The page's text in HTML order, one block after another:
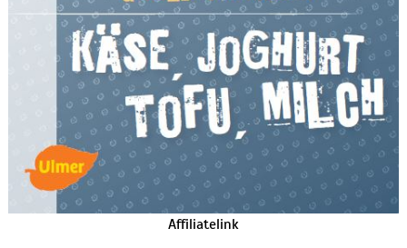
Affiliatelink